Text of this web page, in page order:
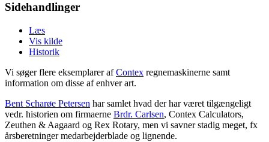
Sidehandlinger
Læs
Vis kilde
Historik
Vi søger flere eksemplarer afContex regnemaskinerne samt
information om disse af enhver art.
Bent Scharøe Petersen har samlet hvad der har været tilgængeligt
vedr. historien om firmaerne Brdr. Carlsen, Contex Calculators,
Zeuthen & Aagaard og Rex Rotary, men vi savner stadig meget, fx
årsberetninger medarbejderblade og lignende.